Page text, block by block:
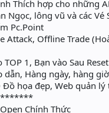
Thích hợp cho những
Ngọc, lông vũ và các Vé
Pc.Point
Offline Trade
1, Bạn vào Sau
Hàng ngày, hàng
họa đẹp, Web quản lý
Chính Thức